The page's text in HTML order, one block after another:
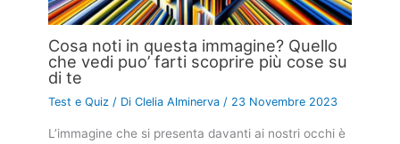
Cosa noti in questa immagine? Quello
che vedi puo’ farti scoprire più cose su
di te
Test e Quiz / DiClelia Alminerva/ 23 Novembre 2023
L’immagine che si presenta davanti ai nostri occhi è